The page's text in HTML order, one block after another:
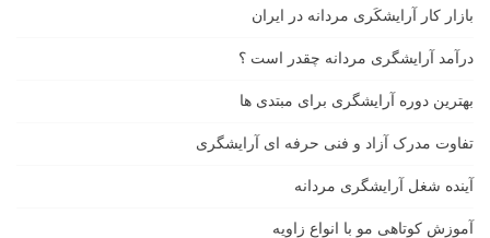
بازار كار آرايشكَرى مردانه در ايران
درآمد آرایشگری مردانه چقدر است ؟
بهترین دوره آرایشگری برای مبتدی ها
تفاوت مدرک آزاد و فنی حرفه ای آرایشگری
آینده شغل آرایشگری مردانه
آموزش کوتاهی مو با انواع زاویه